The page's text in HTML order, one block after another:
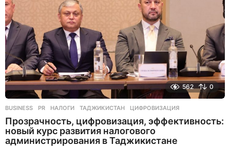
562 0
BUSINESS ,PR НАЛОГИ ,ТАДЖИКИСТАН ,ЦИФРОВИЗАЦИЯ
Прозрачность, цифровизация, эффективность:
новый курс развития налогового
администрирования в Таджикистане